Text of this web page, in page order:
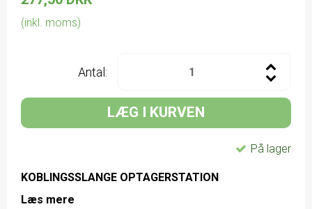
(inkl. moms)
Antal:
LÆG I KURVEN
På lager
KOBLINGSSLANGE OPTAGERSTATION
Læs mere